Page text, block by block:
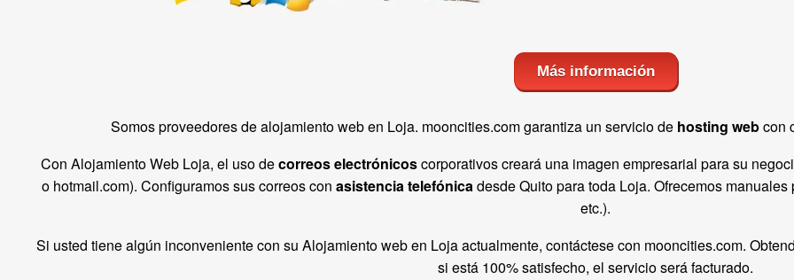
Más información
Somos proveedores de alojamiento web en Loja. mooncities.com garantiza un servicio de hosting webcon
Con Alojamiento Web Loja, el uso decorreos electrónicoscorporativos creará una imagen empresarial para su
o hotmail.com). Configuramos sus correos con asistencia telefónicadesde Quito para toda Loja. Ofrecemos
etc.).
Si usted tiene algún inconveniente con su Alojamiento web en Loja actualmente, contáctese con mooncities.com.
si está 100% satisfecho, el servicio será facturado.